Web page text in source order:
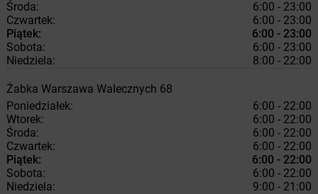
Środa:
6:00 - 23:00
Czwartek:
6:00 - 23:00
Piątek:
6:00 - 23:00
Sobota:
6:00 - 23:00
Niedziela:
8:00 - 22:00
Żabka Warszawa Walecznych 68
Poniedziałek:
6:00 - 22:00
Wtorek:
6:00 - 22:00
Środa:
6:00 - 22:00
Czwartek:
6:00 - 22:00
Piątek:
6:00 - 22:00
Sobota:
6:00 - 22:00
Niedziela:
9:00 - 21:00